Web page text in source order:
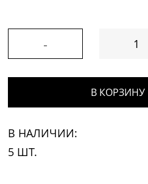
-
В КОРЗИНУ
В НАЛИЧИИ:
5 ШТ.